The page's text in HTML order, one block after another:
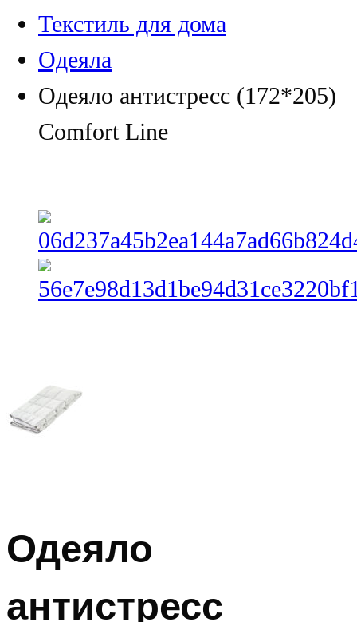
Текстиль для дома
Одеяла
Одеяло антистресс (172*205)
Comfort Line
Одеяло
антистресс